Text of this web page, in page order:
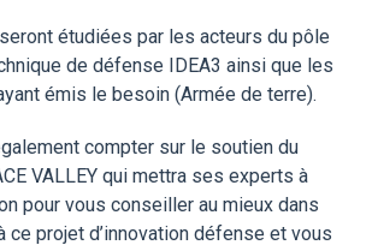
seront étudiées par les acteurs du pôle
de défense IDEA3 ainsi que les
émis le besoin (Armée de terre).
compter sur le soutien du
VALLEY qui mettra ses experts à
pour vous conseiller au mieux dans
ce projet d’innovation défense et vous